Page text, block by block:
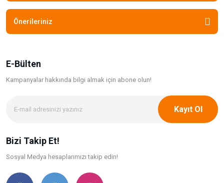
Önerileriniz
E-Bülten
Kampanyalar hakkında bilgi almak için abone olun!
Kayıt Ol
Bizi Takip Et!
Sosyal Medya hesaplarımızı takip edin!